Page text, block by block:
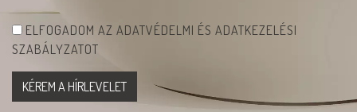
ELFOGADOM AZ ADATVÉDELMI ÉS ADATKEZELÉSI
SZABÁLYZATOT